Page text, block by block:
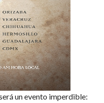
un evento imperdible: